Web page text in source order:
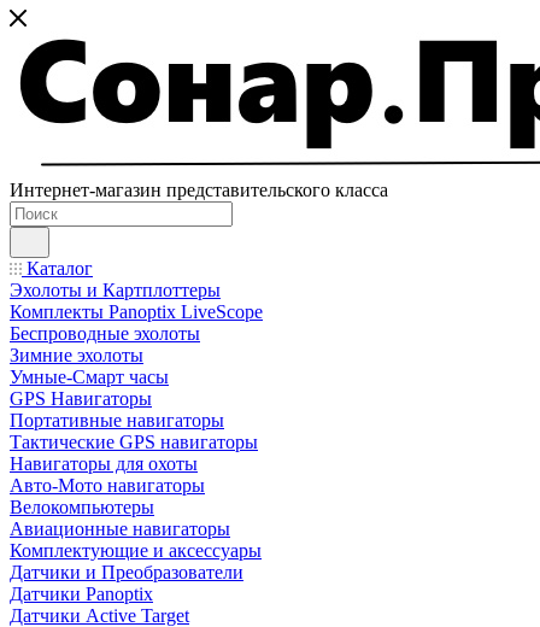
Интернет-магазин представительского класса
Каталог
Эхолоты и Картплоттеры
Комплекты Panoptix LiveScope
Беспроводные эхолоты
Зимние эхолоты
Умные-Смарт часы
GPS Навигаторы
Портативные навигаторы
Тактические GPS навигаторы
Навигаторы для охоты
Авто-Мото навигаторы
Велокомпьютеры
Авиационные навигаторы
Комплектующие и аксессуары
Датчики и Преобразователи
Датчики Panoptix
Датчики Active Target